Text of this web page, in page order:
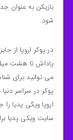
بازیکن به عنوان
شود.
پاداش تا هشت
می توانید برای
پوکر در سراسر
اروپا ویکی پدیا
سایت ویکی پدیا